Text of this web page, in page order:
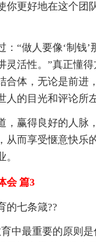
你更好地在这个团
做人要像‘制钱’那
灵活性。”真正懂
合体，无论是前进
人的目光和评论所
赢得良好的人脉
从而享受惬意快乐
篇3
七条箴??
最重要的原则是